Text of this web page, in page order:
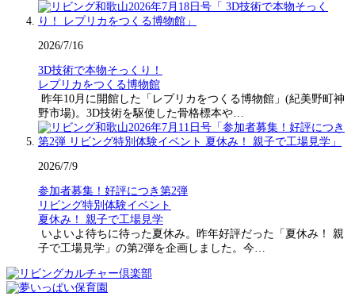
2026/7/16
3D技術で本物そっくり！
レプリカをつくる博物館
昨年10月に開館した「レプリカをつくる博物館」(紀美野町神
野市場)。3D技術を駆使した骨格標本や…
2026/7/9
参加者募集！好評につき第2弾
リビング特別体験イベント
夏休み！ 親子で工場見学
いよいよ待ちに待った夏休み。昨年好評だった「夏休み！ 親
子で工場見学」の第2弾を企画しました。今…